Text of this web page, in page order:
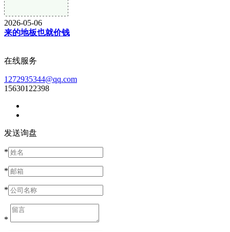
2026-05-06
来的地板也就价钱
在线服务
1272935344@qq.com
15630122398
发送询盘
*
*
*
*